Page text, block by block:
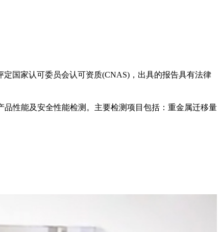
国家认可委员会认可资质(CNAS)，出具的报告具有法律
性能及安全性能检测。主要检测项目包括：重金属迁移量